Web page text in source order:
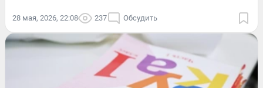
28 мая, 2026, 22:08 237 Обсудить